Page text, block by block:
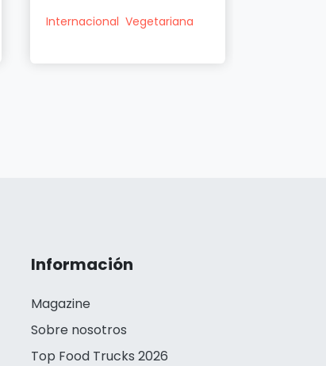
Internacional Vegetariana
Información
Magazine
Sobre nosotros
Top Food Trucks 2026